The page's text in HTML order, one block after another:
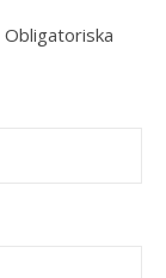
Obligatoriska